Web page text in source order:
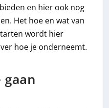
en hier ook nog
Het hoe en wat van
wordt hier
hoe je onderneemt.
gaan